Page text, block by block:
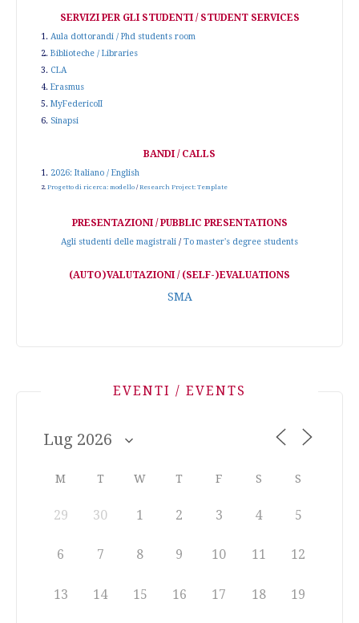
SERVIZI PER GLI STUDENTI / STUDENT SERVICES
1. Aula dottorandi / Phd students room
2. Biblioteche / Libraries
3. CLA
4. Erasmus
5. MyFedericoII
6. Sinapsi
BANDI / CALLS
1. 2026: Italiano / English
2. Progetto di ricerca: modello /Research Project: Template
PRESENTAZIONI / PUBBLIC PRESENTATIONS
Agli studenti delle magistrali / To master's degree students
(AUTO)VALUTAZIONI / (SELF-)EVALUATIONS
SMA
EVENTI / EVENTS
M T W T F S S
29 30 1 2 3 4 5
6 7 8 9 10 11 12
13 14 15 16 17 18 19